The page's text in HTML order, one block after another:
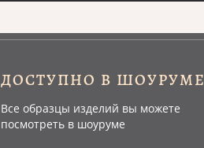
ДОСТУПНО В ШОУРУМЕ
Все образцы изделий вы можете
посмотреть в шоуруме